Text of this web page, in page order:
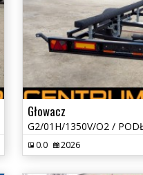
Głowacz
0.0 2026